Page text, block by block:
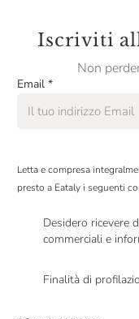
Borgogno
Braida
Brandini
Bric Cenciurio
Bruno Ribadi
Iscriviti
Non
Email *
Letta e compresa
presto a Eataly i seguenti
Desidero ricevere
commerciali e
Finalità di